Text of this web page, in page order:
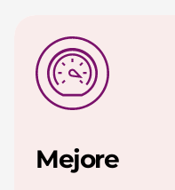
Mejore